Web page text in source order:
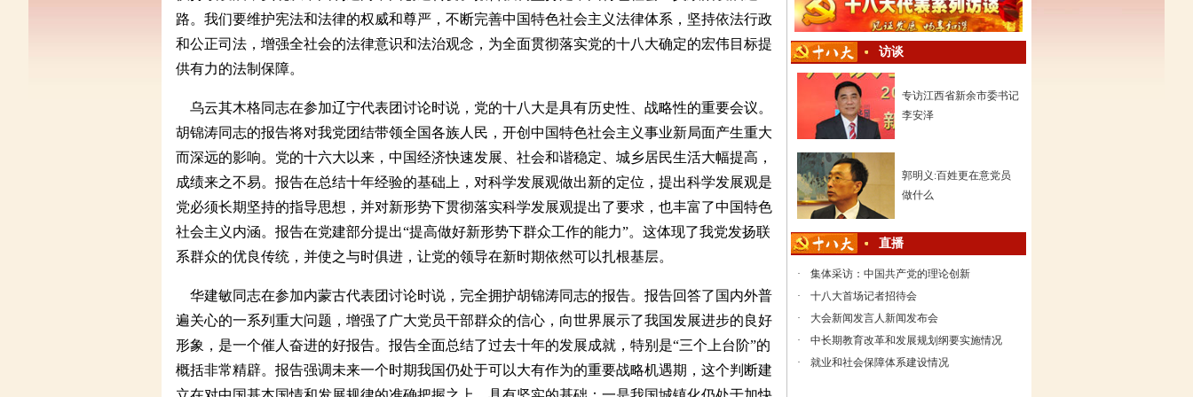
路。我们要维护宪法和法律的权威和尊严，不断完善中国特色社会主义法律体系，坚持依法行政
和公正司法，增强全社会的法律意识和法治观念，为全面贯彻落实党的十八大确定的宏伟目标提
供有力的法制保障。
乌云其木格同志在参加辽宁代表团讨论时说，党的十八大是具有历史性、战略性的重要会议。
胡锦涛同志的报告将对我党团结带领全国各族人民，开创中国特色社会主义事业新局面产生重大
而深远的影响。党的十六大以来，中国经济快速发展、社会和谐稳定、城乡居民生活大幅提高，
成绩来之不易。报告在总结十年经验的基础上，对科学发展观做出新的定位，提出科学发展观是
党必须长期坚持的指导思想，并对新形势下贯彻落实科学发展观提出了要求，也丰富了中国特色
社会主义内涵。报告在党建部分提出“提高做好新形势下群众工作的能力”。这体现了我党发扬联
系群众的优良传统，并使之与时俱进，让党的领导在新时期依然可以扎根基层。
华建敏同志在参加内蒙古代表团讨论时说，完全拥护胡锦涛同志的报告。报告回答了国内外普
遍关心的一系列重大问题，增强了广大党员干部群众的信心，向世界展示了我国发展进步的良好
形象，是一个催人奋进的好报告。报告全面总结了过去十年的发展成就，特别是“三个上台阶”的
概括非常精辟。报告强调未来一个时期我国仍处于可以大有作为的重要战略机遇期，这个判断建
访谈
专访江西省新余市委书记
李安泽
郭明义:百姓更在意党员
做什么
直播
·
集体采访：中国共产党的理论创新
·
十八大首场记者招待会
·
大会新闻发言人新闻发布会
·
中长期教育改革和发展规划纲要实施情况
·
就业和社会保障体系建设情况